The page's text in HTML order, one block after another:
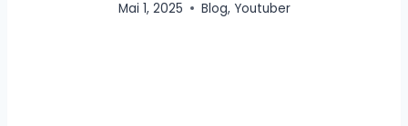
Mai 1, 2025 Blog, Youtuber